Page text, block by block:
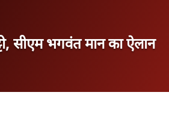
सीएम भगवंत मान का ऐलान